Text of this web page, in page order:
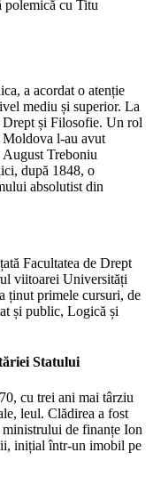
polemică cu Titu
a acordat o atenție
mediu și superior. La
Drept și Filosofie. Un rol
l-au avut
Treboniu
după 1848, o
absolutist din
Facultatea de Drept
viitoarei Universități
ținut primele cursuri, de
și public, Logică și
Statului
cu trei ani mai târziu
leul. Clădirea a fost
ministrului de finanțe Ion
inițial într-un imobil pe